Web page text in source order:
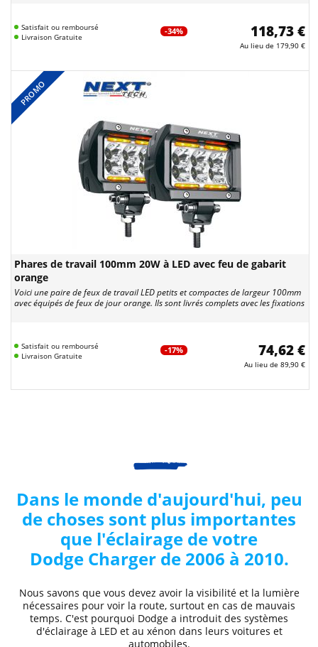
Satisfait ou remboursé
Livraison Gratuite
-34% 118,73 €
Au lieu de 179,90 €
PROMO
Phares de travail 100mm 20W à LED avec feu de gabarit
orange
Voici une paire de feux de travail LED petits et compactes de largeur 100mm
avec équipés de feux de jour orange. Ils sont livrés complets avec les fixations
Satisfait ou remboursé
Livraison Gratuite
-17% 74,62 €
Au lieu de 89,90 €
Dans le monde d'aujourd'hui, peu
de choses sont plus importantes
que l'éclairage de votre
Dodge Charger de 2006 à 2010.
Nous savons que vous devez avoir la visibilité et la lumière
nécessaires pour voir la route, surtout en cas de mauvais
temps. C'est pourquoi Dodge a introduit des systèmes
d'éclairage à LED et au xénon dans leurs voitures et
automobiles.